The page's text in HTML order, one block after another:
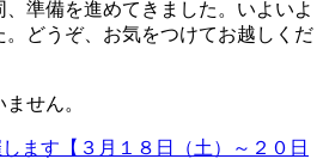
準備を進めてきました。いよいよ
どうぞ、お気をつけてお越しくだ
せん。
ます【３月１８日（土）～２０日